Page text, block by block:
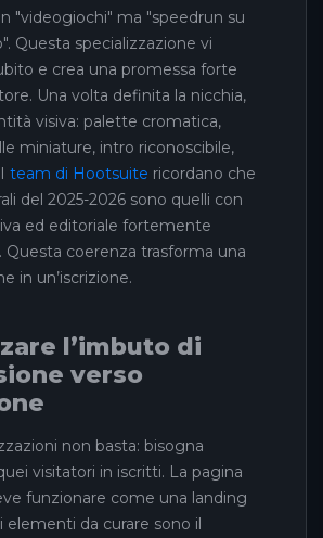
"videogiochi" ma "speedrun su
Questa specializzazione vi
e crea una promessa forte
Una volta definita la nicchia,
visiva: palette cromatica,
miniature, intro riconoscibile,
team di Hootsuite ricordano che
del 2025-2026 sono quelli con
ed editoriale fortemente
Questa coerenza trasforma una
in un’iscrizione.
l’imbuto di
verso
non basta: bisogna
visitatori in iscritti. La pagina
funzionare come una landing
elementi da curare sono il